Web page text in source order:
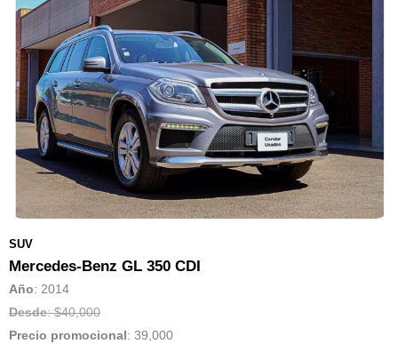
SUV
Mercedes-Benz GL 350 CDI
Año: 2014
Desde: $40,000
Precio promocional: 39,000